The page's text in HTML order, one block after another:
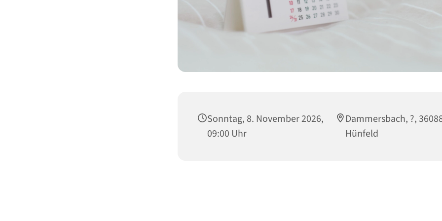
Sonntag, 8. November 2026,
09:00 Uhr
Dammersbach, ?,
Hünfeld